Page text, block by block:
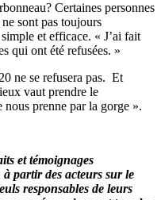
Certaines personnes
sont pas toujours
et efficace. « J’ai fait
qui ont été refusées. »
ne se refusera pas. Et
vaut prendre le
nous prenne par la gorge ».
et témoignages
à partir des acteurs sur le
responsables de leurs